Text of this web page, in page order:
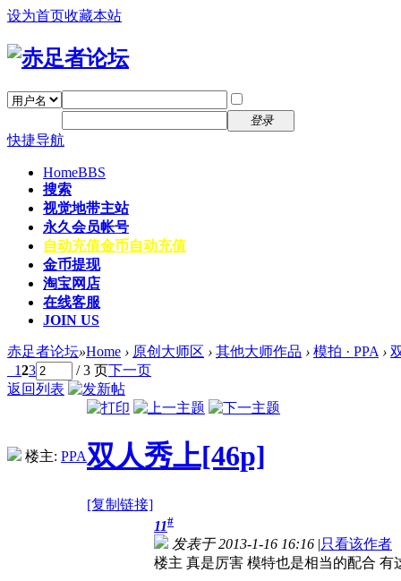
设为首页收藏本站
登录
快捷导航
HomeBBS
搜索
视觉地带主站
永久会员帐号
自动充值金币自动充值
金币提现
淘宝网店
在线客服
JOIN US
赤足者论坛»Home › 原创大师区 › 其他大师作品 › 模拍 · PPA ›
123 / 3 页下一页
返回列表
楼主: PPA双人秀上[46p]
[复制链接]
11#
发表于 2013-1-16 16:16 |只看该作者
楼主 真是厉害 模特也是相当的配合